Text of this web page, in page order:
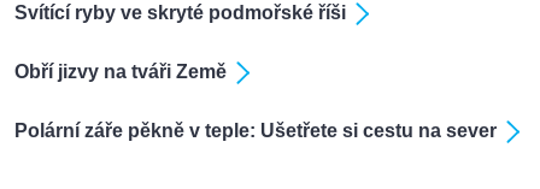
Svítící ryby ve skryté podmořské říši
Obří jizvy na tváři Země
Polární záře pěkně v teple: Ušetřete si cestu na sever